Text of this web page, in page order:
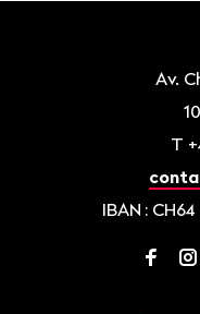
Av.
T
IBAN :